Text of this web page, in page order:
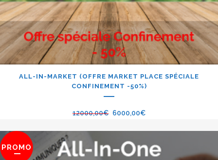
ALL-IN-MARKET (OFFRE MARKET PLACE SPÉCIALE
CONFINEMENT -50%)
12000,00€ 6000,00€
PROMO